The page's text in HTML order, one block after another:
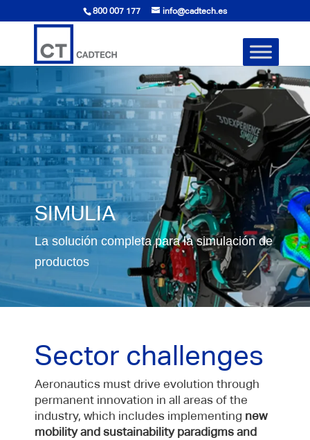
800 007 177 info@cadtech.es
Sector challenges
Aeronautics must drive evolution through
permanent innovation in all areas of the
industry, which includes implementing new
mobility and sustainability paradigms and
SIMULIA
La solución completa para la simulación de
productos